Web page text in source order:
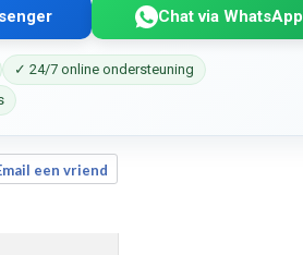
Chat via WhatsApp
✓ 24/7 online ondersteuning
een vriend